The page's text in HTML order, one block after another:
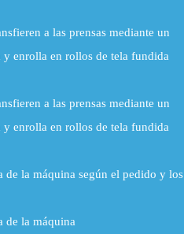
a las prensas mediante un
y enrolla en rollos de tela fundida
a las prensas mediante un
y enrolla en rollos de tela fundida
de la máquina según el pedido y los
de la máquina